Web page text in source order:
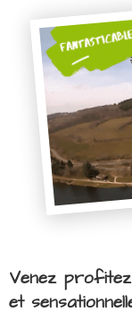
Venez
et